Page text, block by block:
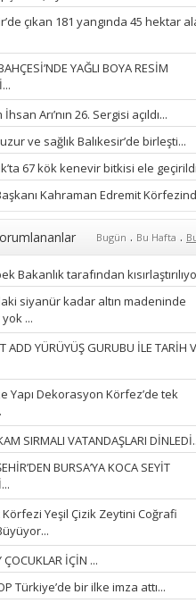
Mehmet Çağ
“BEDEN VE RUH
BÜTÜNLÜĞÜ...”
18/03/2023
İlknur Solmaz Çoban
“DOĞANIN GÜLEÇ
YAĞMURLARINI
ÖZLERKEN…”
23/11/2025
“Ne çok şey oldu
unutulmaması
28/01/2024
“AKIL GÖZÜ”
Ayşegül Akay
“KURTULDUM”
28/01/2024
çıkan 181 yangında 45 hektar
YAĞLI BOYA RESİM
Arı’nın 26. Sergisi açıldı...
ve sağlık Balıkesir’de birleşti...
67 kök kenevir bitkisi ele
Kahraman Edremit
Bugün . Bu Hafta .
Bakanlık tarafından
siyanür kadar altın madeninde
...
ADD YÜRÜYÜŞ GURUBU İLE TARİH
Yapı Dekorasyon Körfez’de tek
SIRMALI VATANDAŞLARI
BURSA’YA KOCA SEYİT
Yeşil Çizik Zeytini Coğrafi
ÇOCUKLAR İÇİN ...
Türkiye’de bir ilke imza attı...